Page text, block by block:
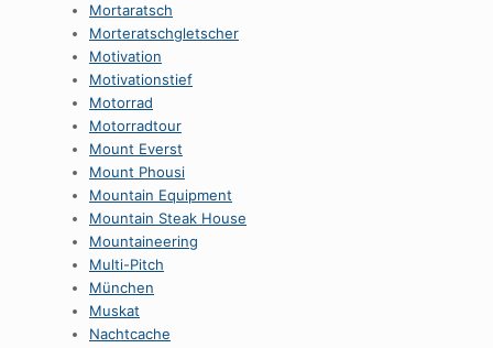
Mortaratsch
Morteratschgletscher
Motivation
Motivationstief
Motorrad
Motorradtour
Mount Everst
Mount Phousi
Mountain Equipment
Mountain Steak House
Mountaineering
Multi-Pitch
München
Muskat
Nachtcache